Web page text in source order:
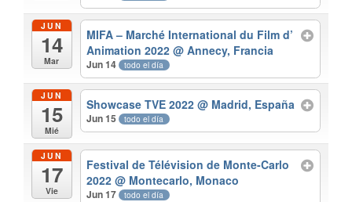
JUN
14
Mar
MIFA – Marché International du Film d’
Animation 2022@ Annecy, Francia
Jun 14 todo el día
JUN
15
Mié
Showcase TVE 2022@ Madrid, España
Jun 15 todo el día
JUN
17
Vie
Festival de Télévision de Monte-Carlo
2022@ Montecarlo, Monaco
Jun 17 todo el día